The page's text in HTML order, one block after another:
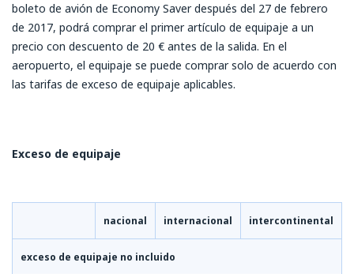
boleto de avión de Economy Saver después del 27 de febrero
de 2017, podrá comprar el primer artículo de equipaje a un
precio con descuento de 20 € antes de la salida. En el
aeropuerto, el equipaje se puede comprar solo de acuerdo con
las tarifas de exceso de equipaje aplicables.
Exceso de equipaje
nacional internacional intercontinental
exceso de equipaje no incluido